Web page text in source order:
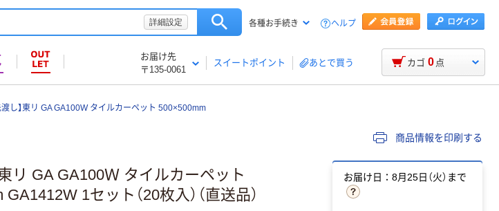
詳細設定 各種お手続き ヘルプ
お届け先
〒135-0061
スイートポイント あとで買う カゴ 0 点
渡し】東リ GA GA100W タイルカーペット 500×500mm
商品情報を印刷する
東リ GA GA100Ｗ タイルカーペット
1セット（20枚入）（直送品）
お届け日：8月25日（火）まで